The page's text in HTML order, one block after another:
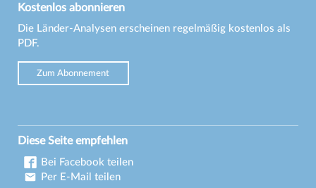
Kostenlos abonnieren
Die Länder-Analysen erscheinen regelmäßig kostenlos als
PDF.
Zum Abonnement
Diese Seite empfehlen
Bei Facebook teilen
Per E-Mail teilen